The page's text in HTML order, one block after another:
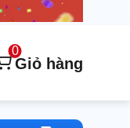
0
Giỏ hàng